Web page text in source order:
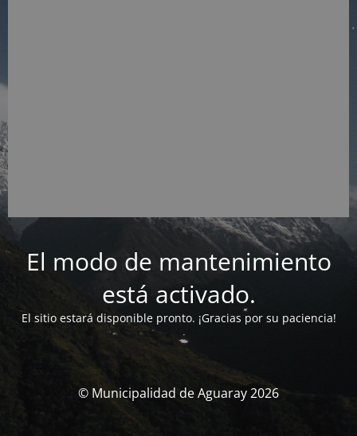
El modo de mantenimiento
está activado.
El sitio estará disponible pronto. ¡Gracias por su paciencia!
© Municipalidad de Aguaray 2026